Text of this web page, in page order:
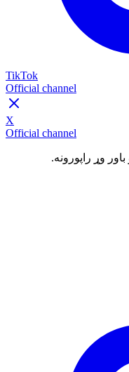
TikTok
Official channel
X
Official channel
وړ راپورونه.